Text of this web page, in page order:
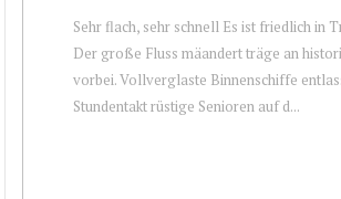
Sehr flach, sehr schnell Es ist friedlich in
Der große Fluss mäandert träge an
vorbei. Vollverglaste Binnenschiffe
Stundentakt rüstige Senioren auf d...